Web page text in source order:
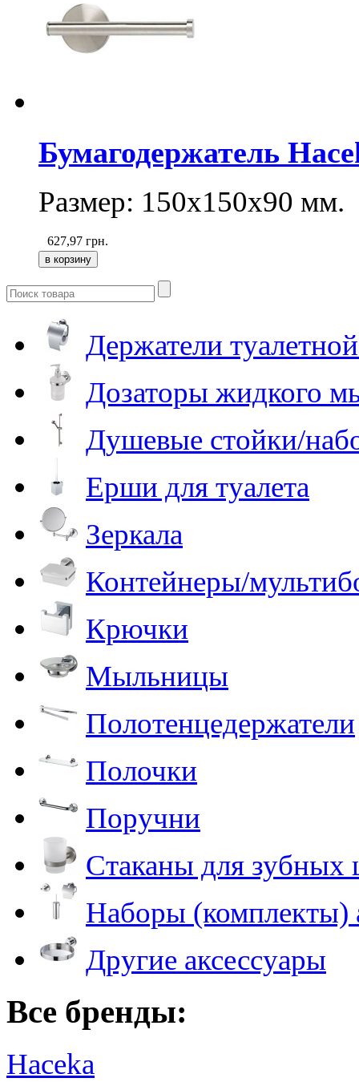
Бумагодержатель
Размер: 150x150x90 мм.
627,97 грн.
Держатели
Дозаторы жидкого
Душевые стойки/
Ерши для туалета
Зеркала
Контейнеры/
Крючки
Мыльницы
Полотенцедержатели
Полочки
Поручни
Стаканы для зубных
Наборы (комплекты)
Другие аксессуары
Все бренды:
Haceka